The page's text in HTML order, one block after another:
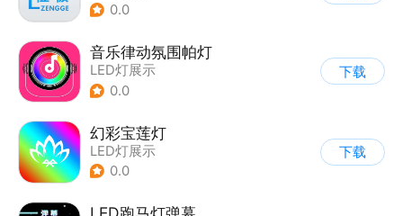
0.0
音乐律动氛围帕灯
LED灯展示
0.0
下载
幻彩宝莲灯
LED灯展示
0.0
下载